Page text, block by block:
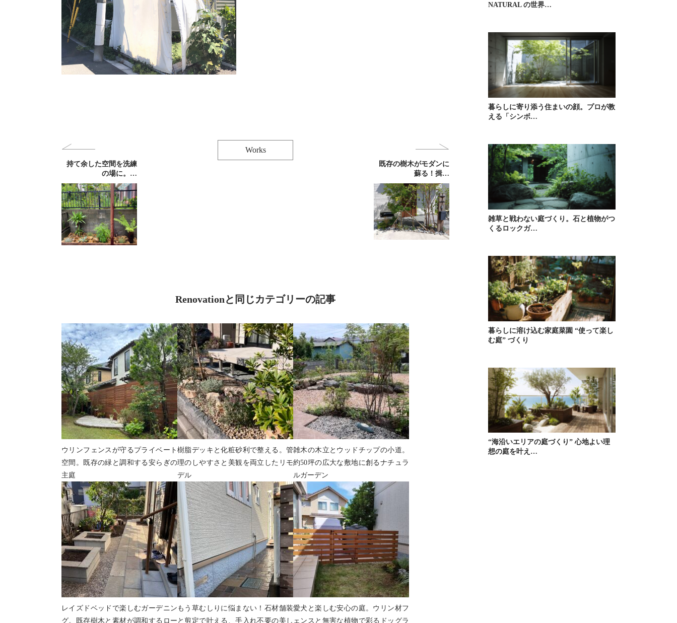
持て余した空間を洗練
の場に。…
Works
既存の樹木がモダンに
蘇る！揖…
Renovationと同じカテゴリーの記事
ウリンフェンスが守るプライベート
空間。既存の緑と調和する安らぎの
主庭
樹脂デッキと化粧砂利で整える。管
理のしやすさと美観を両立したリモ
デル
雑木の木立とウッドチップの小道。
約50坪の広大な敷地に創るナチュラ
ルガーデン
レイズドベッドで楽しむガーデニン
グ。既存樹木と素材が調和するロー
もう草むしりに悩まない！石材舗装
と剪定で叶える、手入れ不要の美し
愛犬と楽しむ安心の庭。ウリン材フ
ェンスと無害な植物で彩るドッグラ
NATURAL の世界…
暮らしに寄り添う住まいの顔。プロが教
える「シンボ…
雑草と戦わない庭づくり。石と植物がつ
くるロックガ…
暮らしに溶け込む家庭菜園 “使って楽し
む庭” づくり
“海沿いエリアの庭づくり” 心地よい理
想の庭を叶え…